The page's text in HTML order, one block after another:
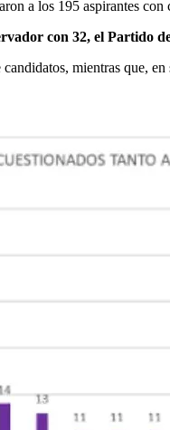
a los 195 aspirantes con
con 32, el Partido
mientras que, en